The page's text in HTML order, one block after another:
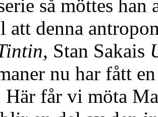
så möttes
att denna
, Stan Sakais
nu har fått
Här får vi möta